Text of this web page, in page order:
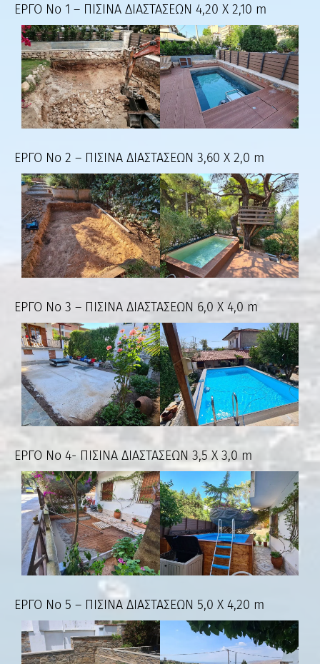
ΕΡΓΟ Νο 1 – ΠΙΣΙΝΑ ΔΙΑΣΤΑΣΕΩΝ 4,20 Χ 2,10 m
ΕΡΓΟ Νο 2 – ΠΙΣΙΝΑ ΔΙΑΣΤΑΣΕΩΝ 3,60 Χ 2,0 m
ΕΡΓΟ Νο 3 – ΠΙΣΙΝΑ ΔΙΑΣΤΑΣΕΩΝ 6,0 Χ 4,0 m
ΕΡΓΟ Νο 4- ΠΙΣΙΝΑ ΔΙΑΣΤΑΣΕΩΝ 3,5 Χ 3,0 m
ΕΡΓΟ Νο 5 – ΠΙΣΙΝΑ ΔΙΑΣΤΑΣΕΩΝ 5,0 Χ 4,20 m